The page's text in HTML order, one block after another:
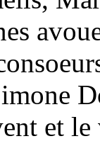
et